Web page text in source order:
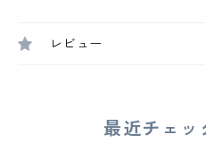
レビュー
最近チェッ